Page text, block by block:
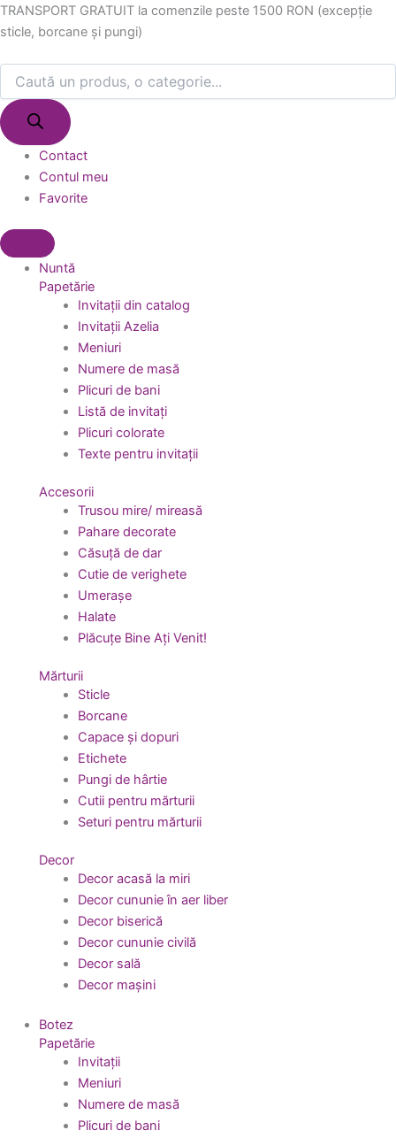
Skip
to
TRANSPORT GRATUIT la comenzile peste 1500 RON (excepție
sticle, borcane și pungi)
Products
search
Contact
Contul meu
Favorite
Nuntă
Papetărie
Invitații din catalog
Invitații Azelia
Meniuri
Numere de masă
Plicuri de bani
Listă de invitați
Plicuri colorate
Texte pentru invitații
Accesorii
Trusou mire/ mireasă
Pahare decorate
Căsuță de dar
Cutie de verighete
Umerașe
Halate
Plăcuțe Bine Ați Venit!
Mărturii
Sticle
Borcane
Capace și dopuri
Etichete
Pungi de hârtie
Cutii pentru mărturii
Seturi pentru mărturii
Decor
Decor acasă la miri
Decor cununie în aer liber
Decor biserică
Decor cununie civilă
Decor sală
Decor mașini
Botez
Papetărie
Invitații
Meniuri
Numere de masă
Plicuri de bani
Products
search